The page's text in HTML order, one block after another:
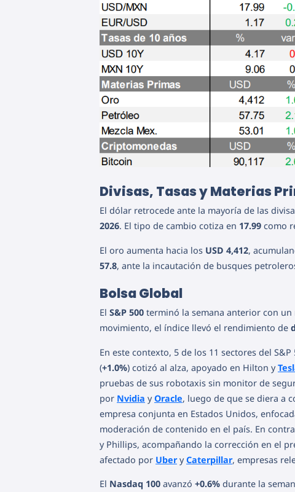
Divisas, Tasas y Materias
El dólar retrocede ante la mayoría de las
2026. El tipo de cambio cotiza en 17.99 como
El oro aumenta hacia los USD 4,412,
57.8, ante la incautación de busques
Bolsa Global
El S&P 500 terminó la semana anterior con
movimiento, el índice llevó el rendimiento de
En este contexto, 5 de los 11 sectores del
(+1.0%) cotizó al alza, apoyado en Hilton y
pruebas de sus robotaxis sin monitor de
por Nvidia yOracle, luego de que se diera a
empresa conjunta en Estados Unidos,
moderación de contenido en el país. En
y Phillips, acompañando la corrección en el
afectado por UberyCaterpillar, empresas
El Nasdaq 100 avanzó +0.6% durante la